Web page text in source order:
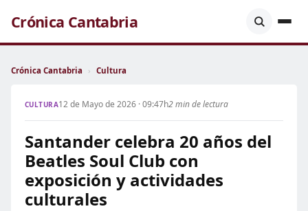
Crónica Cantabria
Crónica Cantabria › Cultura
CULTURA12 de Mayo de 2026 · 09:47h2 min de lectura
Santander celebra 20 años del
Beatles Soul Club con
exposición y actividades
culturales